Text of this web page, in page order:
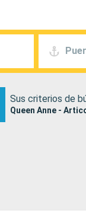
Sus criterios de
Queen Anne -